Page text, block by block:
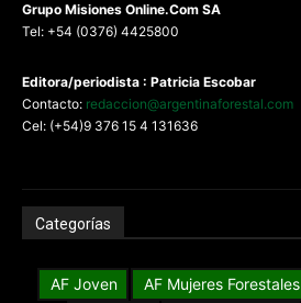
Grupo Misiones Online.Com SA
Tel: +54 (0376) 4425800
Editora/periodista : Patricia Escobar
Contacto: redaccion@argentinaforestal.com
Cel: (+54)9 376 15 4 131636
Categorías
AF Joven AF Mujeres Forestales